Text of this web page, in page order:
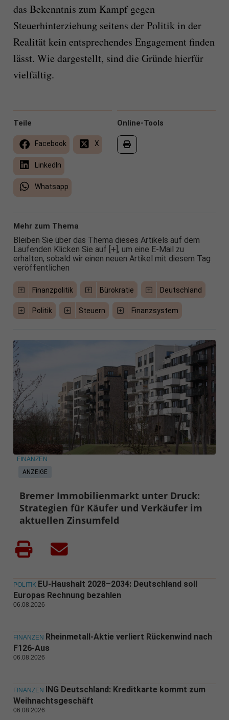
das Bekenntnis zum Kampf gegen
Steuerhinterziehung seitens der Politik in der
Realität kein entsprechendes Engagement finden
lässt. Wie dargestellt, sind die Gründe hierfür
vielfältig.
Online-Tools
Teile
Facebook X
LinkedIn
Whatsapp
Mehr zum Thema
Bleiben Sie über das Thema dieses Artikels auf dem
Laufenden Klicken Sie auf [+], um eine E-Mail zu
erhalten, sobald wir einen neuen Artikel mit diesem Tag
veröffentlichen
Finanzpolitik Bürokratie Deutschland
Politik Steuern Finanzsystem
ANZEIGE
FINANZEN
Bremer Immobilienmarkt unter Druck:
Strategien für Käufer und Verkäufer im
aktuellen Zinsumfeld
POLITIK EU-Haushalt 2028–2034: Deutschland soll
Europas Rechnung bezahlen
06.08.2026
FINANZEN Rheinmetall-Aktie verliert Rückenwind nach
F126-Aus
06.08.2026
FINANZEN ING Deutschland: Kreditkarte kommt zum
Weihnachtsgeschäft
06.08.2026